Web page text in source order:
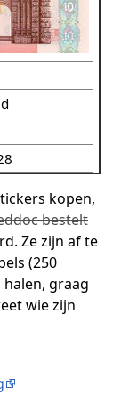
kopen,
bestelt
Ze zijn af te
(250
graag
wie zijn